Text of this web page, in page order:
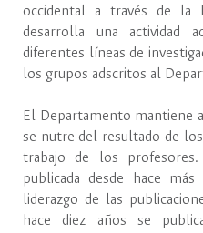
occidental a través de la
desarrolla una actividad
diferentes líneas de
los grupos adscritos al
El Departamento mantiene
se nutre del resultado de
trabajo de los
publicada desde hace
liderazgo de las
hace diez años se